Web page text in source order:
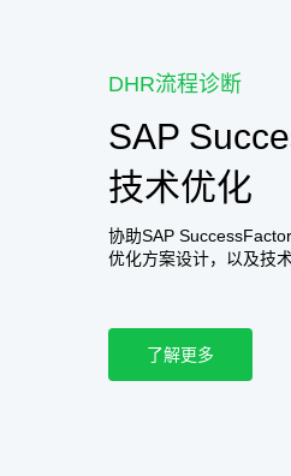
DHR流程诊断
SAP
技术优化
协助SAP
优化方案设计，以及技
了解更多